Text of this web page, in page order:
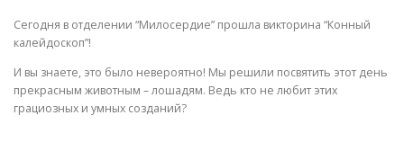
Сегодня в отделении “Милосердие” прошла викторина “Конный
калейдоскоп”!
И вы знаете, это было невероятно! Мы решили посвятить этот день
прекрасным животным – лошадям. Ведь кто не любит этих
грациозных и умных созданий?